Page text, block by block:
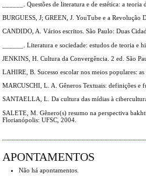
______. Questões de literatura e de estética: a
BURGUESS, J; GREEN, J. YouTube e a
CANDIDO, A. Vários escritos. São Paulo: Duas
______. Literatura e sociedade: estudos de teoria e
JENKINS, H. Cultura da Convergência. 2 ed. São
LAHIRE, B. Sucesso escolar nos meios populares:
MARCUSCHI, L. A. Gêneros Textuais: definições e
SANTAELLA, L. Da cultura das mídias à
SALETE, M. Gênero(s) resumo na perspectiva
Florianópolis: UFSC, 2004.
APONTAMENTOS
Não há apontamentos.